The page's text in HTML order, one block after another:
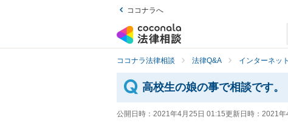
ココナラへ
ココナラ法律相談 法律Q&A インターネッ
高校生の娘の事で相談です。
公開日時： 2021年4月25日 01:15更新日時： 2021年